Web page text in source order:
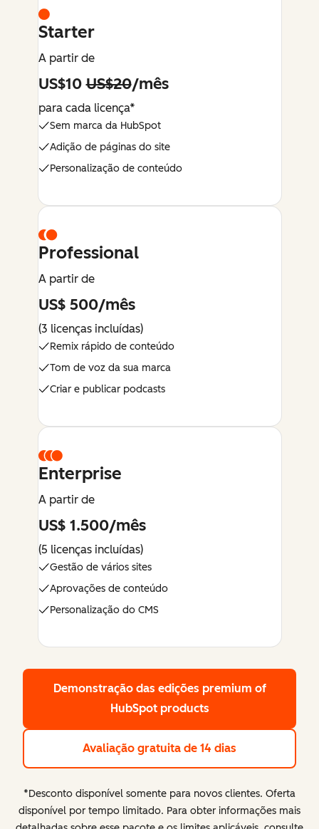
Starter
A partir de
US$10US$20/mês
para cada licença*
Sem marca da HubSpot
Adição de páginas do site
Personalização de conteúdo
Professional
A partir de
US$ 500/mês
(3 licenças incluídas)
Remix rápido de conteúdo
Tom de voz da sua marca
Criar e publicar podcasts
Enterprise
A partir de
US$ 1.500/mês
(5 licenças incluídas)
Gestão de vários sites
Aprovações de conteúdo
Personalização do CMS
Demonstração das edições premium of
HubSpot products
Avaliação gratuita de 14 dias
*Desconto disponível somente para novos clientes. Oferta
disponível por tempo limitado. Para obter informações mais